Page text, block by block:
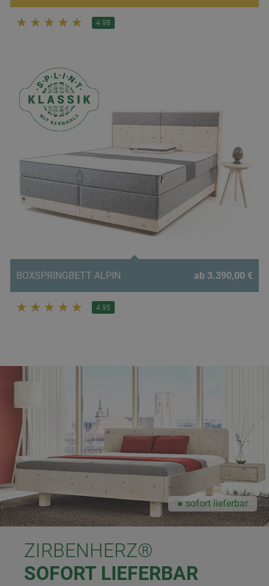
☆ ☆ ☆ ☆ ☆ 4.98
BOXSPRINGBETT ALPIN ab 3.390,00 €
☆ ☆ ☆ ☆ ☆ 4.95
ZIRBENHERZ®
SOFORT LIEFERBAR